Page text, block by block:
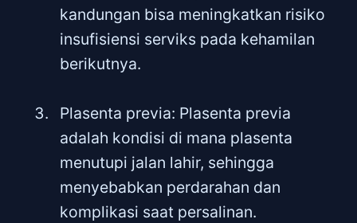
kandungan bisa meningkatkan risiko
insufisiensi serviks pada kehamilan
berikutnya.
Plasenta previa: Plasenta previa
adalah kondisi di mana plasenta
menutupi jalan lahir, sehingga
menyebabkan perdarahan dan
komplikasi saat persalinan.